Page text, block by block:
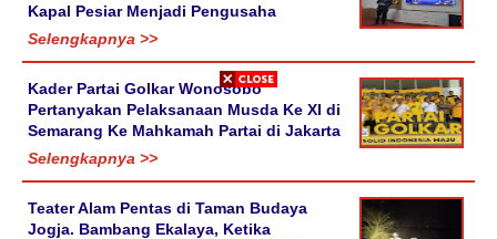
Kapal Pesiar Menjadi Pengusaha
Selengkapnya >>
Kader Partai Golkar Wonosobo
Pertanyakan Pelaksanaan Musda Ke XI di
Semarang Ke Mahkamah Partai di Jakarta
Selengkapnya >>
Teater Alam Pentas di Taman Budaya
Jogja. Bambang Ekalaya, Ketika